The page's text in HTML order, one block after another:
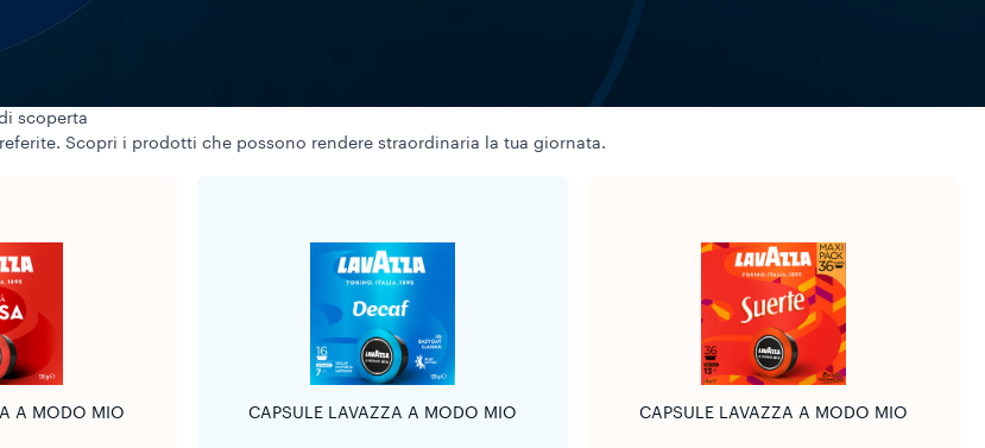
scoperta
Scopri i prodotti che possono rendere straordinaria la tua giornata.
A MODO MIO CAPSULE LAVAZZA A MODO MIO CAPSULE LAVAZZA A MODO MIO